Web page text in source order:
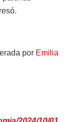
por Emilia